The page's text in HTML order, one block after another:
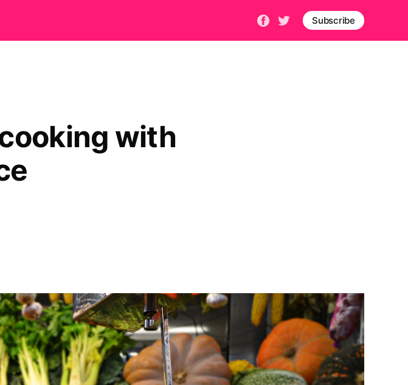
Subscribe
with